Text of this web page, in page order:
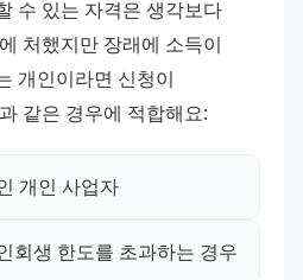
수 있는 자격은 생각보다
처했지만 장래에 소득이
개인이라면 신청이
같은 경우에 적합해요:
개인 사업자
회생 한도를 초과하는 경우